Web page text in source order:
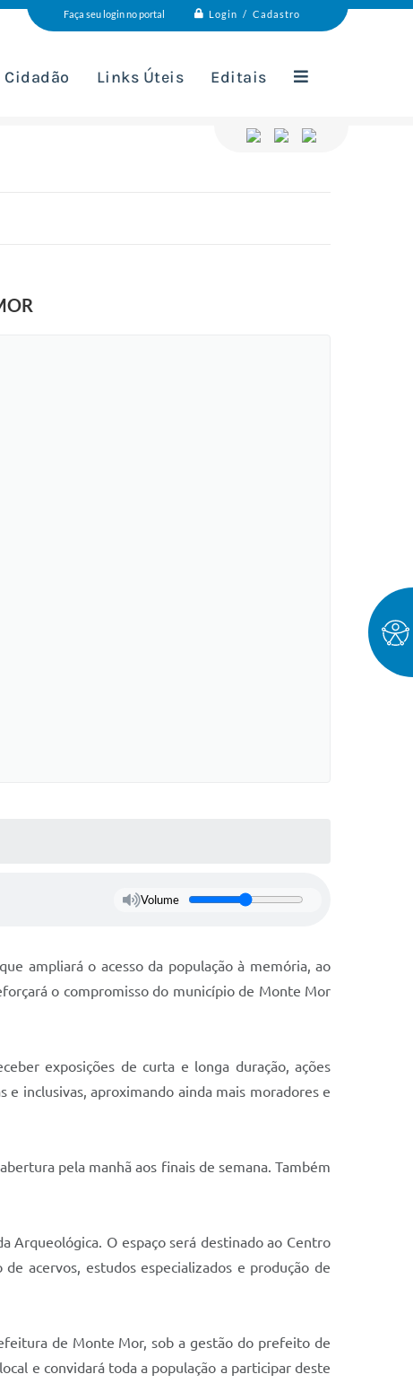
Faça seu login no portal Login / Cadastro
Links Úteis Editais
Volume
ampliará o acesso da população à memória, ao
o compromisso do município de Monte Mor
exposições de curta e longa duração, ações
inclusivas, aproximando ainda mais moradores e
pela manhã aos finais de semana. Também
Arqueológica. O espaço será destinado ao Centro
acervos, estudos especializados e produção de
de Monte Mor, sob a gestão do prefeito de
e convidará toda a população a participar deste